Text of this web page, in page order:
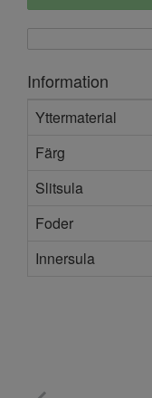
Information
Yttermaterial
Färg
Slitsula
Foder
Innersula